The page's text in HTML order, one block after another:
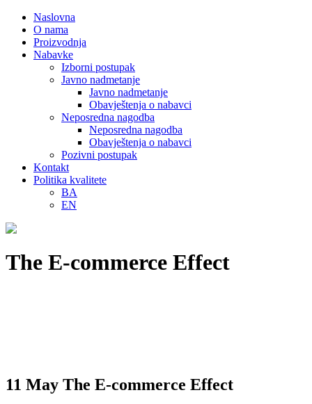
Naslovna
O nama
Proizvodnja
Nabavke
Izborni postupak
Javno nadmetanje
Javno nadmetanje
Obavještenja o nabavci
Neposredna nagodba
Neposredna nagodba
Obavještenja o nabavci
Pozivni postupak
Kontakt
Politika kvalitete
BA
EN
The E-commerce Effect
11 May The E-commerce Effect